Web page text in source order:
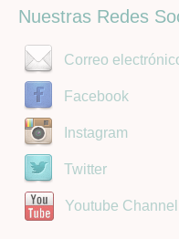
Nuestras Redes
Correo
Facebook
Instagram
Twitter
Youtube Channel